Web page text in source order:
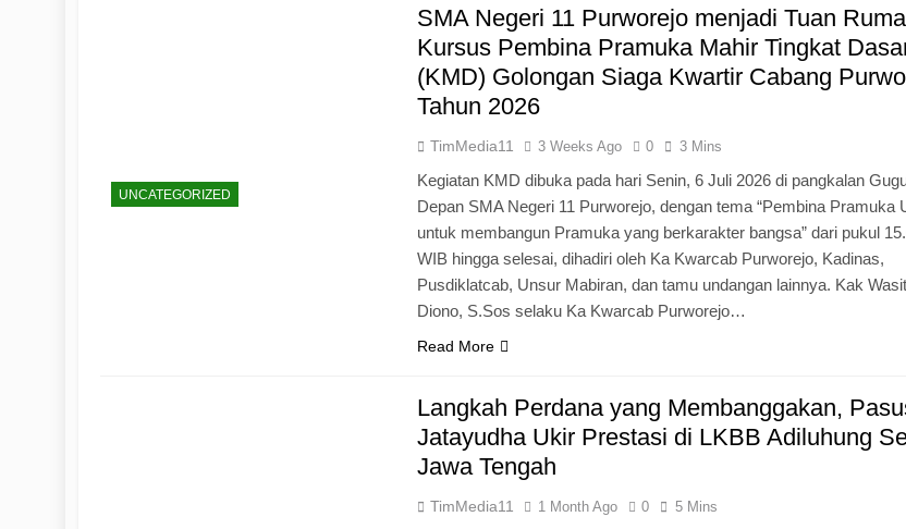
Pengabdian
UNCATEGORIZED
SMA Negeri 11 Purworejo menjadi Tuan
Kursus Pembina Pramuka Mahir Tingkat
(KMD) Golongan Siaga Kwartir Cabang
Tahun 2026
TimMedia11 3 Weeks Ago 0 3 Mins
Kegiatan KMD dibuka pada hari Senin, 6 Juli 2026 di pangkalan
Depan SMA Negeri 11 Purworejo, dengan tema “Pembina Pramuka
untuk membangun Pramuka yang berkarakter bangsa” dari pukul
WIB hingga selesai, dihadiri oleh Ka Kwarcab Purworejo, Kadinas,
Pusdiklatcab, Unsur Mabiran, dan tamu undangan lainnya. Kak Wasit
Diono, S.Sos selaku Ka Kwarcab Purworejo…
Read More
Langkah Perdana yang Membanggakan,
Jatayudha Ukir Prestasi di LKBB Adiluhung
Jawa Tengah
TimMedia11 1 Month Ago 0 5 Mins